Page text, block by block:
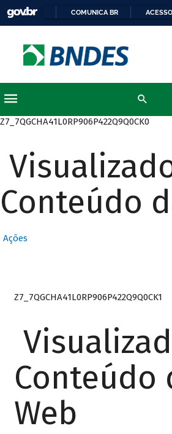
COMUNICA BR
Z7_7QGCHA41L0RP906P422Q9Q0CK0
Conteúdo
Ações
Z7_7QGCHA41L0RP906P422Q9Q0CK1
Conteúdo
Web